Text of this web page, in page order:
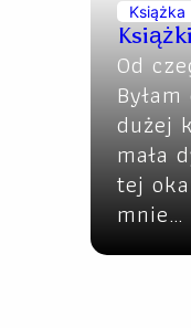
Książka
Od
dużej
mała
tej
mnie…